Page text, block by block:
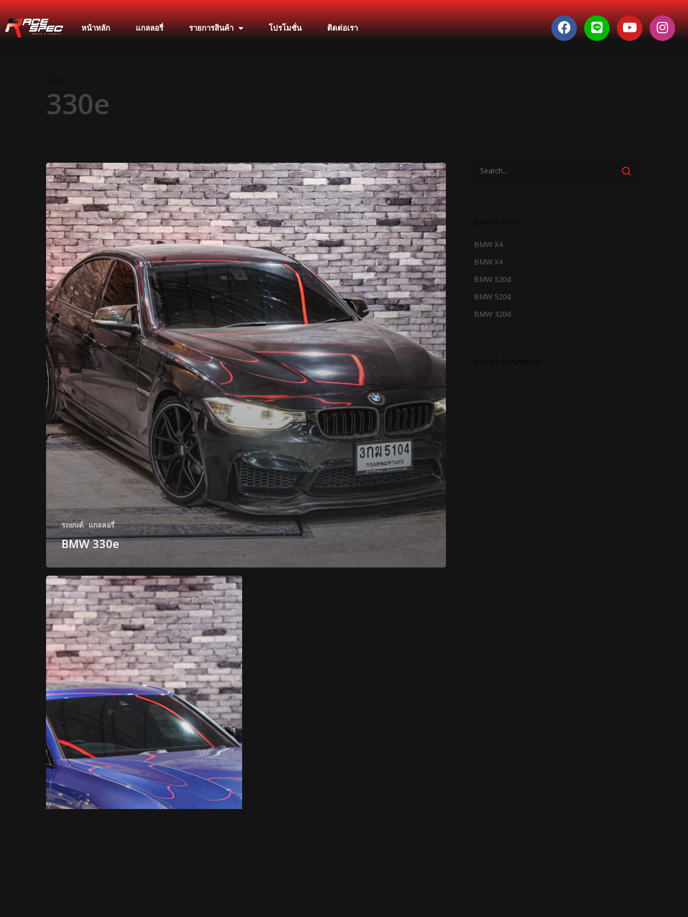
หน้าหลัก แกลลอรี่ รายการสินค้า โปรโมชั่น ติดต่อเรา
330e
รถยนต์ แกลลอรี่
BMW 330e
BMW X4
BMW X4
BMW 520d
BMW 520d
BMW 320d